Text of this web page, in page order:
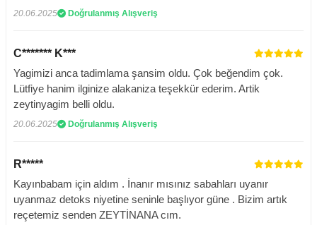
20.06.2025 Doğrulanmış Alışveriş
C******* K***
Yagimizi anca tadimlama şansim oldu. Çok beğendim çok.
Lütfiye hanim ilginize alakaniza teşekkür ederim. Artik
zeytinyagim belli oldu.
20.06.2025 Doğrulanmış Alışveriş
R*****
Kayınbabam için aldım . İnanır mısınız sabahları uyanır
uyanmaz detoks niyetine seninle başlıyor güne . Bizim artık
reçetemiz senden ZEYTİNANA cım.